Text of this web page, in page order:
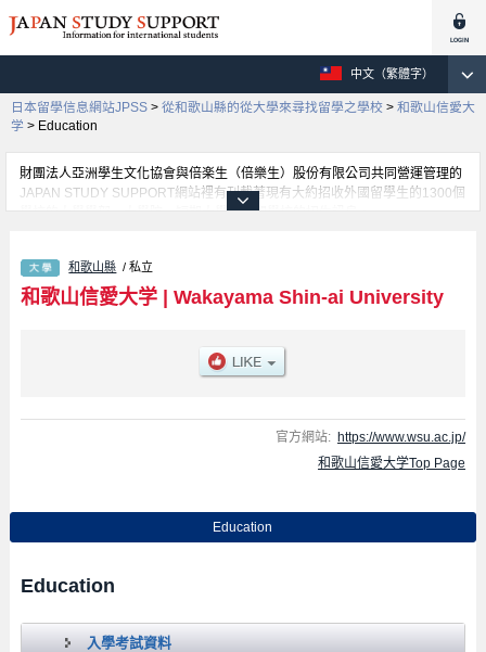
中文（繁體字）
日本留學信息網站JPSS > 從和歌山縣的從大學來尋找留學之學校 > 和歌山信愛大
学 > Education
財團法人亞洲學生文化協會與倍楽生（倍樂生）股份有限公司共同營運管理的
JAPAN STUDY SUPPORT網站裡有刊載著現有大約招收外國留學生的1300個
學校的大學學部、大學院、短期大學、專門學校的招生訊息。
對外國留學生是必要之訊息都刊載於此，請務必查閱及利用此網站。
和歌山縣 / 私立
和歌山信愛大学| Wakayama Shin-ai University
官方網站: https://www.wsu.ac.jp/
和歌山信愛大学Top Page
Education
Education
入學考試資料